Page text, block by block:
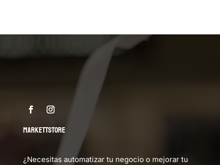
MARKETTSTORE
¿Necesitas automatizar tu negocio o mejorar tu